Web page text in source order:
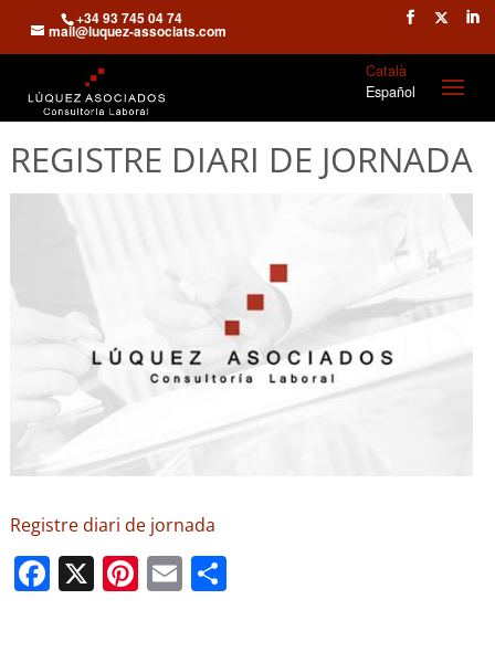
+34 93 745 04 74
mail@luquez-associats.com
Català
Español
REGISTRE DIARI DE JORNADA
Registre diari de jornada
F
a
X Pi
nt
E
m
C